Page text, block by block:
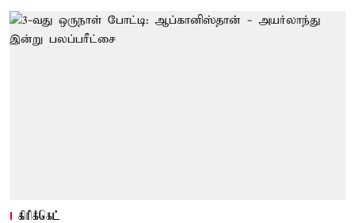
கிரிக்கெட்